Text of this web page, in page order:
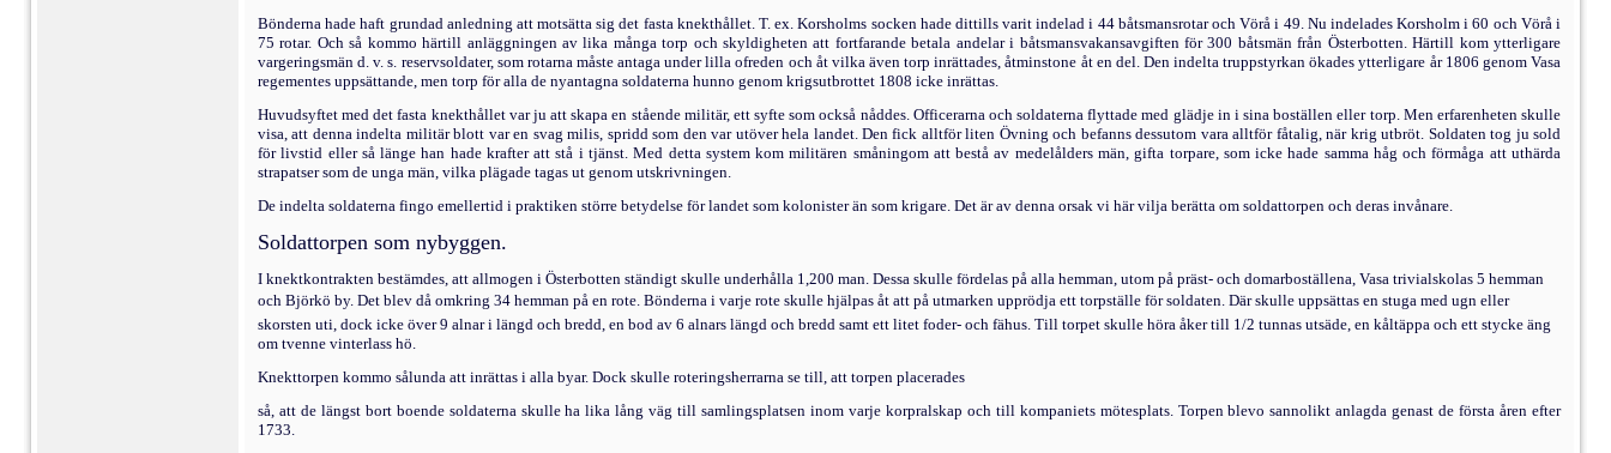
Bönderna hade haft grundad anledning att motsätta sig det fasta knekthållet. T. ex. Korsholms socken hade dittills varit indelad i 44 båtsmansrotar och Vörå i 49. Nu indelades Korsholm i 60 och Vörå i
75 rotar. Och så kommo härtill an­läggningen av lika många torp och skyldigheten att fortfa­rande betala andelar i båtsmansvakansavgiften för 300 båts­män från Österbotten. Härtill kom ytterligare
vargeringsmän d. v. s. reservsoldater, som rotarna måste antaga un­der lilla ofreden och åt vilka även torp inrättades, åt­minstone åt en del. Den indelta truppstyrkan ökades ytter­ligare år 1806 genom Vasa
regementes uppsättande, men torp för alla de nyantagna soldaterna hunno genom krigs­utbrottet 1808 icke inrättas.
Huvudsyftet med det fasta knekthållet var ju att skapa en stående militär, ett syfte som också nåddes. Officerarna och soldaterna flyttade med glädje in i sina boställen eller torp. Men erfarenheten skulle
visa, att denna indelta mili­tär blott var en svag milis, spridd som den var utöver hela landet. Den fick alltför liten Övning och befanns dessutom vara alltför fåtalig, när krig utbröt. Soldaten tog ju sold
för livstid eller så länge han hade krafter att stå i tjänst. Med detta system kom militären småningom att bestå av medel­ålders män, gifta torpare, som icke hade samma håg och förmåga att uthärda
strapatser som de unga män, vilka plägade tagas ut genom utskrivningen.
De indelta soldaterna fingo emellertid i praktiken större betydelse för landet som kolonister än som krigare. Det är av denna orsak vi här vilja berätta om soldattorpen och deras invånare.
Soldattorpen som nybyggen.
I knektkontrakten bestämdes, att allmogen i Österbotten ständigt skulle underhålla 1,200 man. Dessa skulle fördelas på alla hemman, utom på präst- och domarboställena, Vasa trivialskolas 5 hemman
och Björkö by. Det blev då om­kring 34 hemman på en rote. Bönderna i varje rote skulle hjälpas åt att på utmarken upprödja ett torpställe för soldaten. Där skulle uppsättas en stuga med ugn eller
skorsten uti, dock icke över 9 alnar i längd och bredd, en bod av 6 alnars längd och bredd samt ett litet foder- och fähus. Till torpet skulle höra åker till 1/2 tunnas utsäde, en kåltäppa och ett stycke äng
om tvenne vinterlass hö.
Knekttorpen kommo sålunda att inrättas i alla byar. Dock skulle roteringsherrarna se till, att torpen placerades
så, att de längst bort boende soldaterna skulle ha lika lång väg till samlingsplatsen inom varje korpralskap och till kompaniets mötesplats. Torpen blevo sannolikt anlagda ge­nast de första åren efter
1733.